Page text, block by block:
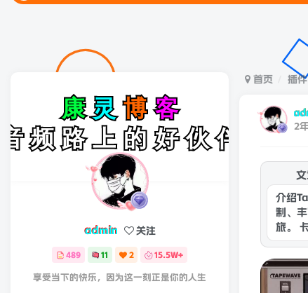
首页 插件
2
介绍
制、
旅。
admin 关注
489 11 2 15.5W+
享受当下的快乐，因为这一刻正是你的人生